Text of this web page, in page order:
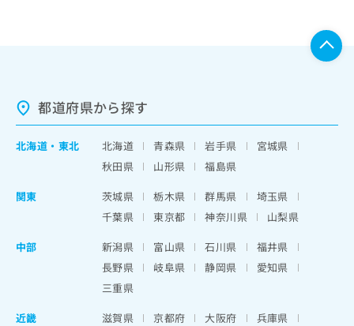
都道府県から探す
北海道 ・ 東北 北海道 青森県 岩手県
宮城県
秋田県
山形県
福島県
関東
茨城県 栃木県 群馬県
埼玉県
千葉県
東京都 神奈川県
山梨県
中部
新潟県 富山県 石川県
福井県
長野県
岐阜県 静岡県
愛知県
三重県
近畿
滋賀県 京都府 大阪府
兵庫県